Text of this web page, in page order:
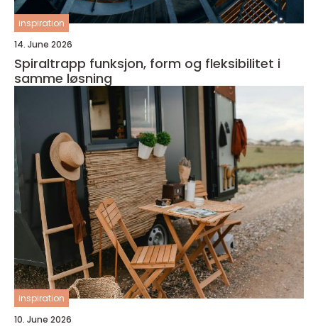
inspiration
14. June 2026
Spiraltrapp funksjon, form og fleksibilitet i
samme løsning
inspiration
10. June 2026